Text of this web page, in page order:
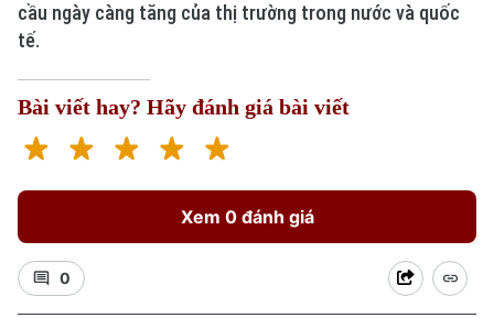
cầu ngày càng tăng của thị trường trong nước và quốc
tế.
Bài viết hay? Hãy đánh giá bài viết
Xem 0 đánh giá
0